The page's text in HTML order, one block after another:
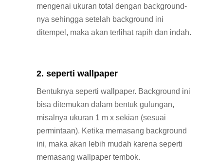
mengenai ukuran total dengan background-
nya sehingga setelah background ini
ditempel, maka akan terlihat rapih dan indah.
2. seperti wallpaper
Bentuknya seperti wallpaper. Background ini
bisa ditemukan dalam bentuk gulungan,
misalnya ukuran 1 m x sekian (sesuai
permintaan). Ketika memasang background
ini, maka akan lebih mudah karena seperti
memasang wallpaper tembok.